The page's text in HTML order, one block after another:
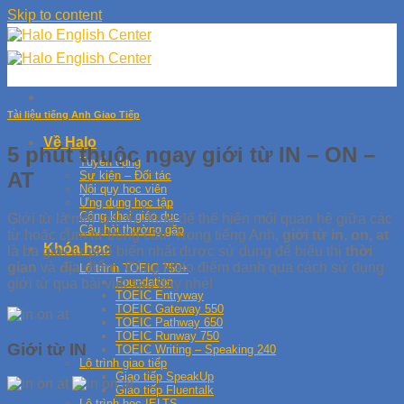
Skip to content
Về Halo
Tuyển dụng
Sự kiện – Đối tác
Nội quy học viên
Ứng dụng học tập
Công khai giáo dục
Câu hỏi thường gặp
Khóa học
Lộ trình TOEIC 750+
Foundation
TOEIC Entryway
TOEIC Gateway 550
TOEIC Pathway 650
TOEIC Runway 750
TOEIC Writing – Speaking 240
Lộ trình giao tiếp
Giao tiếp SpeakUp
Giao tiếp Fluentalk
Tài liệu tiếng Anh Giao Tiếp
5 phút thuộc ngay giới từ IN – ON –
AT
Giới từ là một loại từ dùng để thể hiện mối quan hệ giữa các
từ hoặc cụm từ trong câu. Trong tiếng Anh, giới từ in, on, at
là ba giới từ phổ biến nhất được sử dụng để biểu thị thời
gian và địa điểm. Cùng Halo điểm danh qua cách sử dụng
giới từ qua bài viết sau đây nhé!
Giới từ IN